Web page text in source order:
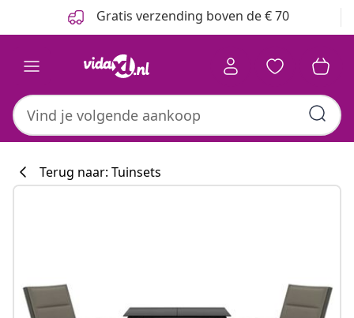
Gratis verzending boven de € 70
Terug naar: Tuinsets